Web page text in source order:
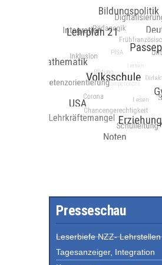
Presseschau
Leserbiefe NZZ- Lehrstellen
Tagesanzeiger, Integration